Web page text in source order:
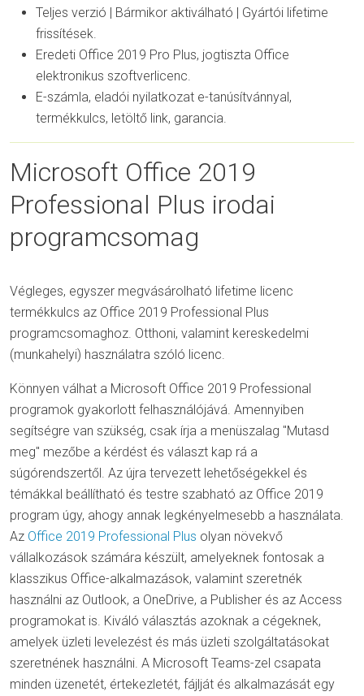
Teljes verzió | Bármikor aktiválható | Gyártói lifetime
frissítések.
Eredeti Office 2019 Pro Plus, jogtiszta Office
elektronikus szoftverlicenc.
E-számla, eladói nyilatkozat e-tanúsítvánnyal,
termékkulcs, letöltő link, garancia.
Microsoft Office 2019
Professional Plus irodai
programcsomag
Végleges, egyszer megvásárolható lifetime licenc
termékkulcs az Office 2019 Professional Plus
programcsomaghoz. Otthoni, valamint kereskedelmi
(munkahelyi) használatra szóló licenc.
Könnyen válhat a Microsoft Office 2019 Professional
programok gyakorlott felhasználójává. Amennyiben
segítségre van szükség, csak írja a menüszalag "Mutasd
meg" mezőbe a kérdést és választ kap rá a
súgórendszertől. Az újra tervezett lehetőségekkel és
témákkal beállítható és testre szabható az Office 2019
program úgy, ahogy annak legkényelmesebb a használata.
Az Office 2019 Professional Plus olyan növekvő
vállalkozások számára készült, amelyeknek fontosak a
klasszikus Office-alkalmazások, valamint szeretnék
használni az Outlook, a OneDrive, a Publisher és az Access
programokat is. Kiváló választás azoknak a cégeknek,
amelyek üzleti levelezést és más üzleti szolgáltatásokat
szeretnének használni. A Microsoft Teams-zel csapata
minden üzenetét, értekezletét, fájlját és alkalmazását egy